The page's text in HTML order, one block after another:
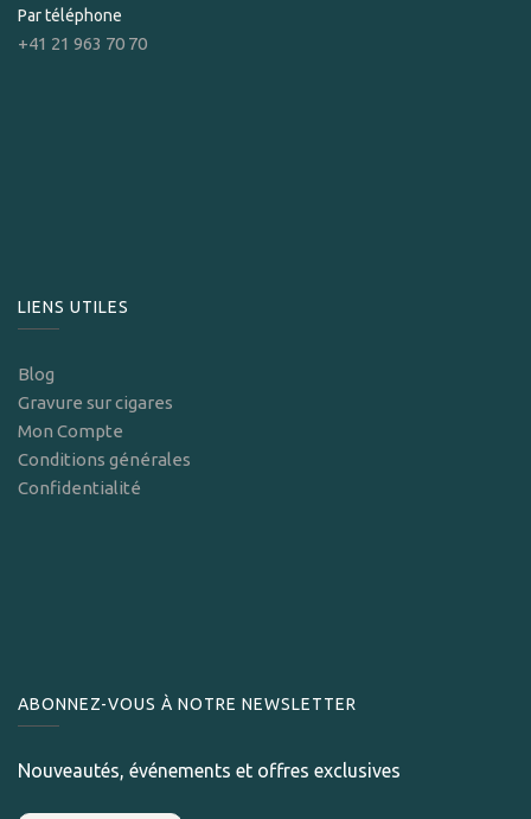
Par téléphone
+41 21 963 70 70
LIENS UTILES
Blog
Gravure sur cigares
Mon Compte
Conditions générales
Confidentialité
ABONNEZ-VOUS À NOTRE NEWSLETTER
Nouveautés, événements et offres exclusives